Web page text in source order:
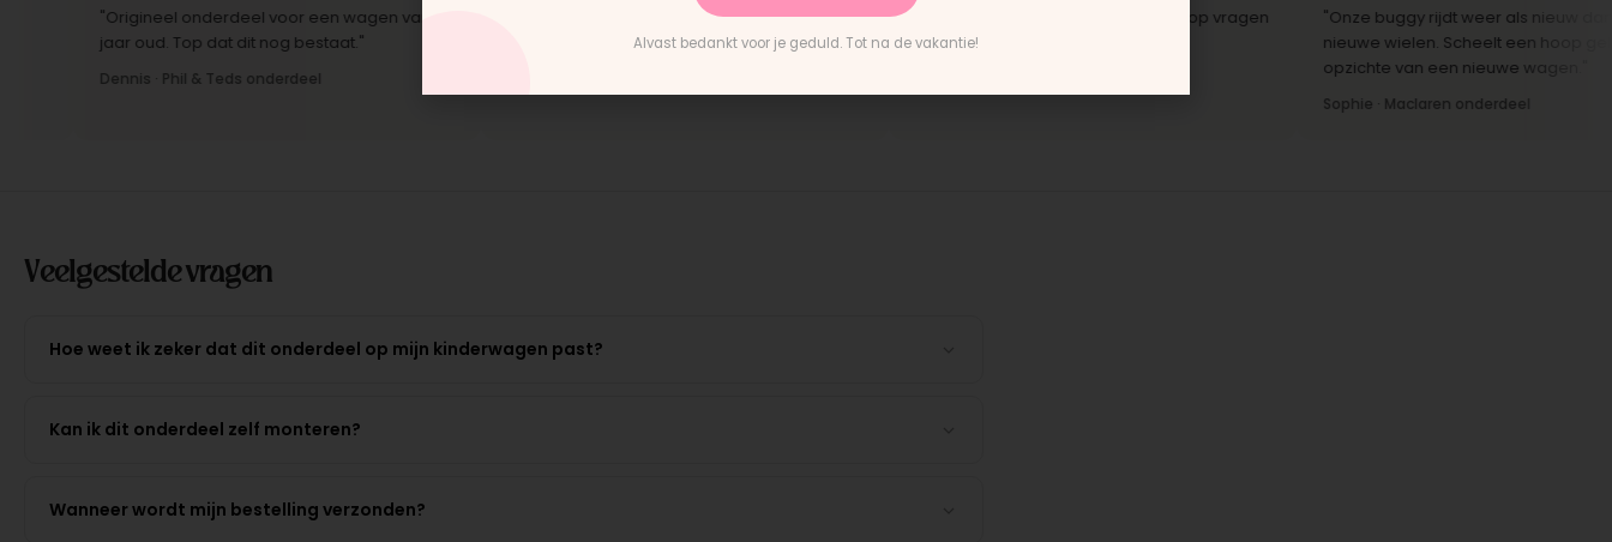
"Origineel onderdeel voor een wagen van 10
jaar oud. Top dat dit nog bestaat."
Dennis · Phil & Teds onderdeel
"Snelle levering en het paste perfect.
Montage-instructies waren duidelijk."
"Persoonlijk contact, snelle reactie op vragen
en eerlijk advies. Aanrader."
"Onze buggy rijdt weer als nieuw dankzij
nieuwe wielen. Scheelt een hoop geld ten
opzichte van een nieuwe wagen."
Sophie · Maclaren onderdeel
Veelgestelde vragen
Hoe weet ik zeker dat dit onderdeel op mijn kinderwagen past?
Kan ik dit onderdeel zelf monteren?
Wanneer wordt mijn bestelling verzonden?
Alvast bedankt voor je geduld. Tot na de vakantie!